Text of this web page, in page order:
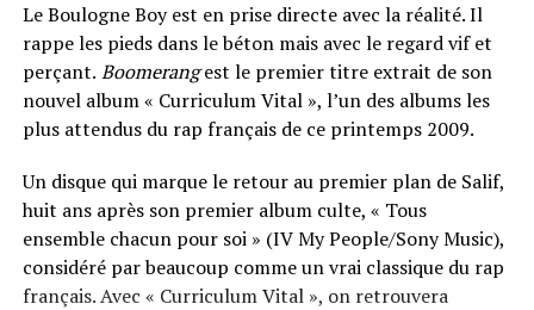
Le Boulogne Boy est en prise directe avec la réalité. Il
rappe les pieds dans le béton mais avec le regard vif et
perçant. Boomerangest le premier titre extrait de son
nouvel album « Curriculum Vital », l’un des albums les
plus attendus du rap français de ce printemps 2009.
Un disque qui marque le retour au premier plan de Salif,
huit ans après son premier album culte, « Tous
ensemble chacun pour soi » (IV My People/Sony Music),
considéré par beaucoup comme un vrai classique du rap
français. Avec « Curriculum Vital », on retrouvera